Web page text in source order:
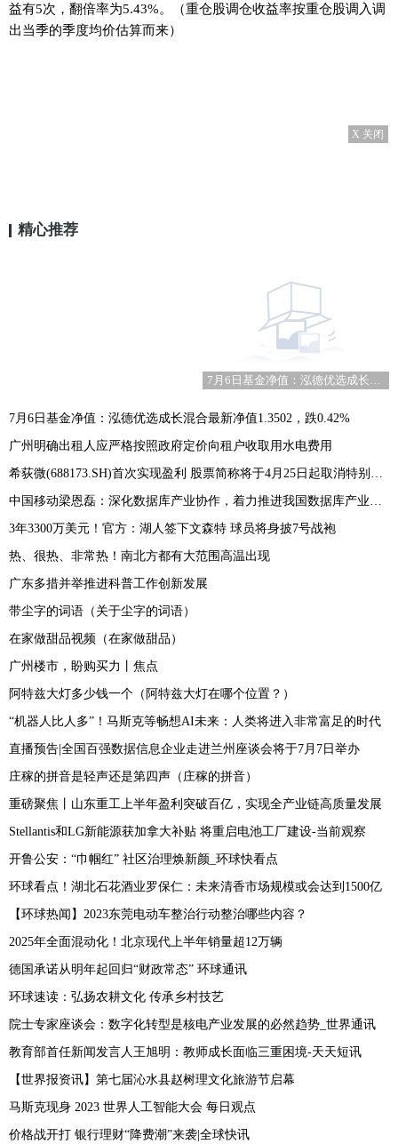
益有5次，翻倍率为5.43%。（重仓股调仓收益率按重仓股调入调
出当季的季度均价估算而来）
X 关闭
精心推荐
7月6日基金净值：泓德优选成长混合最新净值1.3502，跌0.42%
7月6日基金净值：泓德优选成长混合最新净值1.3502，跌0.42%
广州明确出租人应严格按照政府定价向租户收取用水电费用
希荻微(688173.SH)首次实现盈利 股票简称将于4月25日起取消特别标识
中国移动梁恩磊：深化数据库产业协作，着力推进我国数据库产业高质量发展
3年3300万美元！官方：湖人签下文森特 球员将身披7号战袍
热、很热、非常热！南北方都有大范围高温出现
广东多措并举推进科普工作创新发展
带尘字的词语（关于尘字的词语）
在家做甜品视频（在家做甜品）
广州楼市，盼购买力丨焦点
阿特兹大灯多少钱一个（阿特兹大灯在哪个位置？）
“机器人比人多”！马斯克等畅想AI未来：人类将进入非常富足的时代
直播预告|全国百强数据信息企业走进兰州座谈会将于7月7日举办
庄稼的拼音是轻声还是第四声（庄稼的拼音）
重磅聚焦丨山东重工上半年盈利突破百亿，实现全产业链高质量发展
Stellantis和LG新能源获加拿大补贴 将重启电池工厂建设-当前观察
开鲁公安：“巾帼红” 社区治理焕新颜_环球快看点
环球看点！湖北石花酒业罗保仁：未来清香市场规模或会达到1500亿
【环球热闻】2023东莞电动车整治行动整治哪些内容？
2025年全面混动化！北京现代上半年销量超12万辆
德国承诺从明年起回归“财政常态” 环球通讯
环球速读：弘扬农耕文化 传承乡村技艺
院士专家座谈会：数字化转型是核电产业发展的必然趋势_世界通讯
教育部首任新闻发言人王旭明：教师成长面临三重困境-天天短讯
【世界报资讯】第七届沁水县赵树理文化旅游节启幕
马斯克现身 2023 世界人工智能大会 每日观点
价格战开打 银行理财“降费潮”来袭|全球快讯